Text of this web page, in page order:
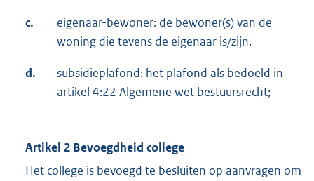
c.
eigenaar-bewoner: de bewoner(s) van de
woning die tevens de eigenaar is/zijn.
d.
subsidieplafond: het plafond als bedoeld in
artikel 4:22 Algemene wet bestuursrecht;
Artikel 2 Bevoegdheid college
Het college is bevoegd te besluiten op aanvragen om